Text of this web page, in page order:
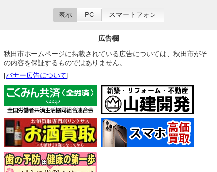
表示 PC スマートフォン
広告欄
秋田市ホームページに掲載されている広告については、秋田市がそ
の内容を保証するものではありません。
[バナー広告について]